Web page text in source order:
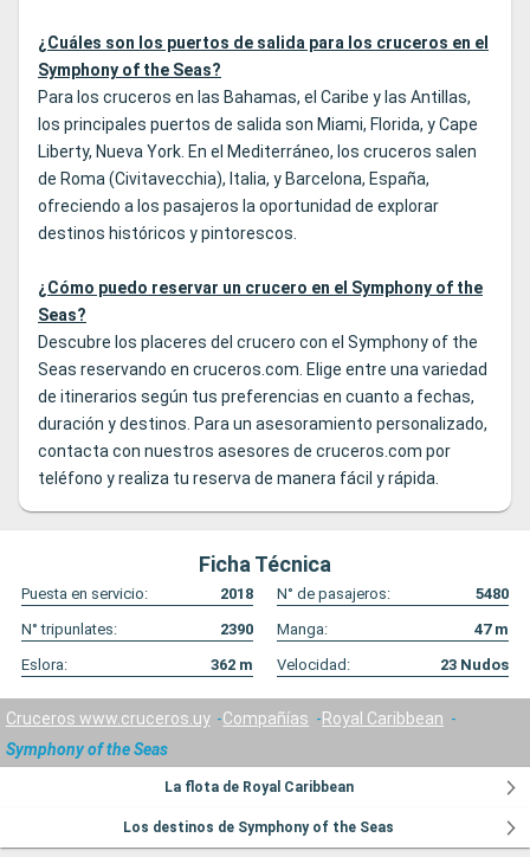
¿Cuáles son los puertos de salida para los cruceros en el
Symphony of the Seas?
Para los cruceros en las Bahamas, el Caribe y las Antillas,
los principales puertos de salida son Miami, Florida, y Cape
Liberty, Nueva York. En el Mediterráneo, los cruceros salen
de Roma (Civitavecchia), Italia, y Barcelona, España,
ofreciendo a los pasajeros la oportunidad de explorar
destinos históricos y pintorescos.
¿Cómo puedo reservar un crucero en el Symphony of the
Seas?
Descubre los placeres del crucero con el Symphony of the
Seas reservando en cruceros.com. Elige entre una variedad
de itinerarios según tus preferencias en cuanto a fechas,
duración y destinos. Para un asesoramiento personalizado,
contacta con nuestros asesores de cruceros.com por
teléfono y realiza tu reserva de manera fácil y rápida.
Ficha Técnica
Puesta en servicio: 2018 N° de pasajeros:
5480
N° tripunlates:
2390 Manga: 47m
Eslora:
362 m Velocidad: 23 Nudos
Cruceros www.cruceros.uy Compañías
Royal Caribbean
Symphony of the Seas
La flota de Royal Caribbean
Los destinos de Symphony of the Seas